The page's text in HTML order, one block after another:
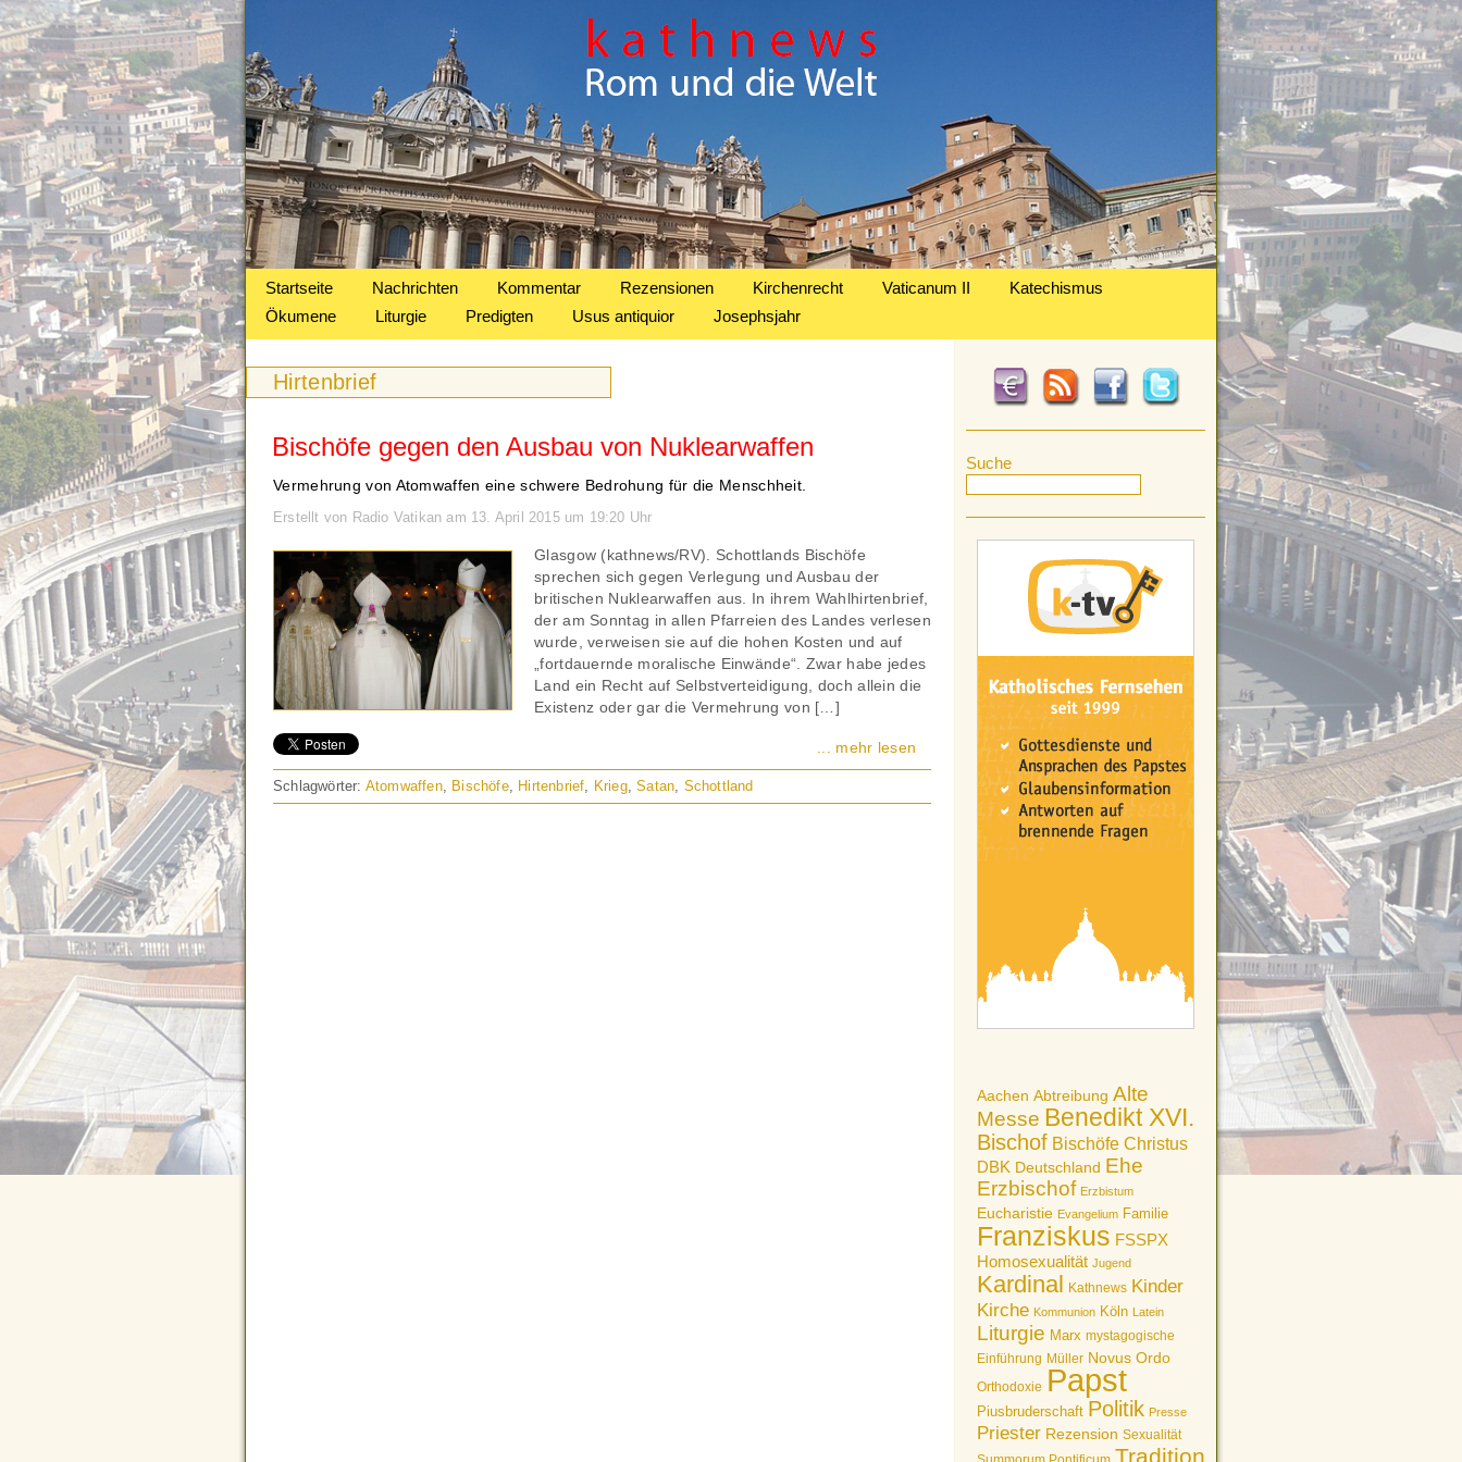
Startseite Nachrichten Kommentar Rezensionen Kirchenrecht Vaticanum II
Katechismus
Ökumene
Liturgie Predigten Usus antiquior Josephsjahr
Suche
Aachen Abtreibung Alte
Messe Benedikt XVI.
Bischof Bischöfe Christus
DBK Deutschland Ehe
Erzbischof Erzbistum
Eucharistie Evangelium Familie
Franziskus FSSPX
Homosexualität Jugend
Kardinal Kathnews Kinder
Kirche Kommunion Köln Latein
Liturgie Marx mystagogische
Einführung Müller Novus Ordo
Orthodoxie Papst
Piusbruderschaft Politik Presse
Priester Rezension Sexualität
Tradition
Hirtenbrief
Bischöfe gegen den Ausbau von Nuklearwaffen
Vermehrung von Atomwaffen eine schwere Bedrohung für die Menschheit.
Erstellt von Radio Vatikan am 13. April 2015 um 19:20 Uhr
Glasgow (kathnews/RV). Schottlands Bischöfe
sprechen sich gegen Verlegung und Ausbau der
britischen Nuklearwaffen aus. In ihrem Wahlhirtenbrief,
der am Sonntag in allen Pfarreien des Landes verlesen
wurde, verweisen sie auf die hohen Kosten und auf
„fortdauernde moralische Einwände“. Zwar habe jedes
Land ein Recht auf Selbstverteidigung, doch allein die
Existenz oder gar die Vermehrung von […]
... mehr lesen
Schlagwörter: Atomwaffen, Bischöfe, Hirtenbrief, Krieg,Satan, Schottland